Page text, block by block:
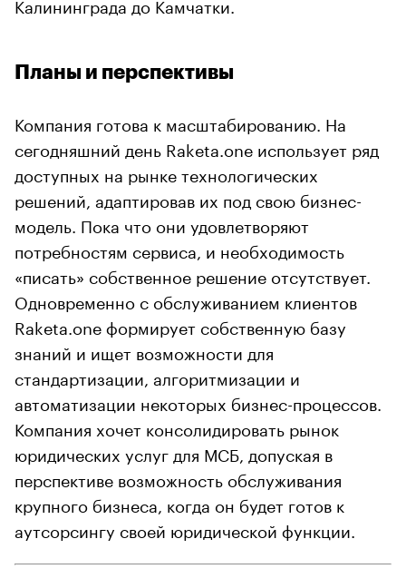
Планы и перспективы
Компания готова к масштабированию. На
сегодняшний день Raketa.one использует ряд
доступных на рынке технологических
решений, адаптировав их под свою бизнес-
модель. Пока что они удовлетворяют
потребностям сервиса, и необходимость
«писать» собственное решение отсутствует.
Одновременно с обслуживанием клиентов
Raketa.one формирует собственную базу
знаний и ищет возможности для
стандартизации, алгоритмизации и
автоматизации некоторых бизнес-процессов.
Компания хочет консолидировать рынок
юридических услуг для МСБ, допуская в
перспективе возможность обслуживания
крупного бизнеса, когда он будет готов к
аутсорсингу своей юридической функции.